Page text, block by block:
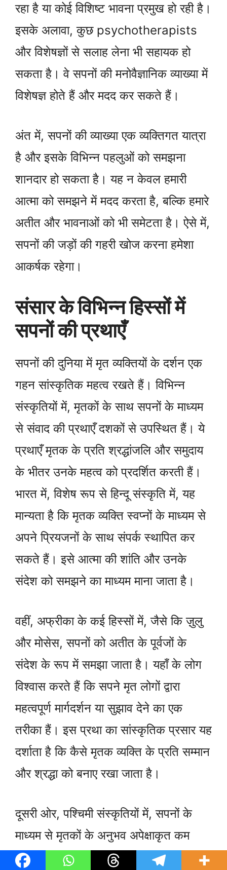
रहा है या कोई विशिष्ट भावना प्रमुख हो रही है।
इसके अलावा, कुछ psychotherapists
और विशेषज्ञों से सलाह लेना भी सहायक हो
सकता है। वे सपनों की मनोवैज्ञानिक व्याख्या में
विशेषज्ञ होते हैं और मदद कर सकते हैं।
अंत में, सपनों की व्याख्या एक व्यक्तिगत यात्रा
है और इसके विभिन्न पहलुओं को समझना
शानदार हो सकता है। यह न केवल हमारी
आत्मा को समझने में मदद करता है, बल्कि हमारे
अतीत और भावनाओं को भी समेटता है। ऐसे में,
सपनों की जड़ों की गहरी खोज करना हमेशा
आकर्षक रहेगा।
संसार के विभिन्न हिस्सों में
सपनों की प्रथाएँ
सपनों की दुनिया में मृत व्यक्तियों के दर्शन एक
गहन सांस्कृतिक महत्व रखते हैं। विभिन्न
संस्कृतियों में, मृतकों के साथ सपनों के माध्यम
से संवाद की प्रथाएँ दशकों से उपस्थित हैं। ये
प्रथाएँ मृतक के प्रति श्रद्धांजलि और समुदाय
के भीतर उनके महत्व को प्रदर्शित करती हैं।
भारत में, विशेष रूप से हिन्दू संस्कृति में, यह
मान्यता है कि मृतक व्यक्ति स्वप्नों के माध्यम से
अपने प्रियजनों के साथ संपर्क स्थापित कर
सकते हैं। इसे आत्मा की शांति और उनके
संदेश को समझने का माध्यम माना जाता है।
वहीं, अफ्रीका के कई हिस्सों में, जैसे कि ज़ुलु
और मोसेस, सपनों को अतीत के पूर्वजों के
संदेश के रूप में समझा जाता है। यहाँ के लोग
विश्वास करते हैं कि सपने मृत लोगों द्वारा
महत्वपूर्ण मार्गदर्शन या सुझाव देने का एक
तरीका हैं। इस प्रथा का सांस्कृतिक प्रसार यह
दर्शाता है कि कैसे मृतक व्यक्ति के प्रति सम्मान
और श्रद्धा को बनाए रखा जाता है।
दूसरी ओर, पश्चिमी संस्कृतियों में, सपनों के
माध्यम से मृतकों के अनुभव अपेक्षाकृत कम
सामान्य है। यहाँ ज्यादातर मामलों में सपनों को